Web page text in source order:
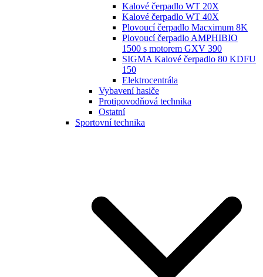
Kalové čerpadlo WT 20X
Kalové čerpadlo WT 40X
Plovoucí čerpadlo Macximum 8K
Plovoucí čerpadlo AMPHIBIO
1500 s motorem GXV 390
SIGMA Kalové čerpadlo 80 KDFU
150
Elektrocentrála
Vybavení hasiče
Protipovodňová technika
Ostatní
Sportovní technika